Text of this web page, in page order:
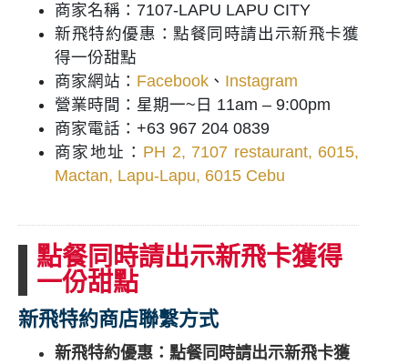
商家名稱：7107-LAPU LAPU CITY
新飛特約優惠：點餐同時請出示新飛卡獲
得一份甜點
商家網站： Facebook 、 Instagram
營業時間：星期一~日 11am – 9:00pm
商家電話：+63 967 204 0839
商家地址： PH 2, 7107 restaurant, 6015,
Mactan, Lapu-Lapu, 6015 Cebu
點餐同時請出示新飛卡獲得
一份甜點
新飛特約商店聯繫方式
新飛特約優惠：點餐同時請出示新飛卡獲